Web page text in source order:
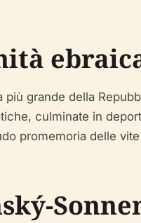
più grande della
culminate in
promemoria delle